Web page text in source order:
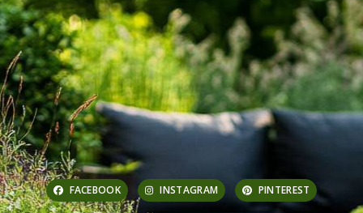
FACEBOOK INSTAGRAM PINTEREST